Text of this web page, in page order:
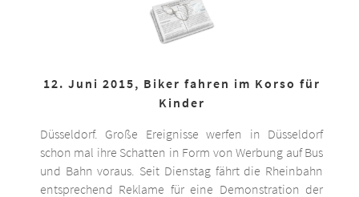
12. Juni 2015, Biker fahren im Korso für
Kinder
Düsseldorf. Große Ereignisse werfen in Düsseldorf
schon mal ihre Schatten in Form von Werbung auf Bus
und Bahn voraus. Seit Dienstag fährt die Rheinbahn
entsprechend Reklame für eine Demonstration der